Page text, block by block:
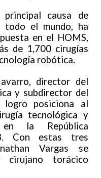
causa de
todo el mundo, ha
en el HOMS,
de 1,700 cirugías
robótica.
director del
y subdirector del
logro posiciona al
tecnológica y
en la República
Con estas tres
Vargas se
torácico